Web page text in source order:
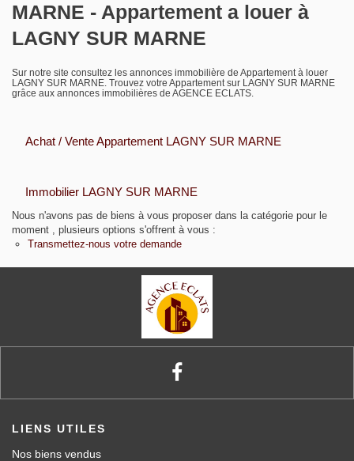
Notre agence
Biens vendus
MARNE - Appartement a louer à
LAGNY SUR MARNE
Sur notre site consultez les annonces immobilière de Appartement à louer
LAGNY SUR MARNE. Trouvez votre Appartement sur LAGNY SUR MARNE
grâce aux annonces immobilières de AGENCE ECLATS.
Achat / Vente Appartement LAGNY SUR MARNE
Immobilier LAGNY SUR MARNE
Nous n'avons pas de biens à vous proposer dans la catégorie pour le
moment , plusieurs options s'offrent à vous :
Transmettez-nous votre demande
LIENS UTILES
Nos biens vendus